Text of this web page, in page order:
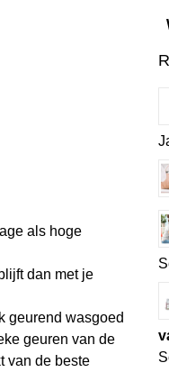
als hoge
dan met je
geurend wasgoed
geuren van de
van de beste